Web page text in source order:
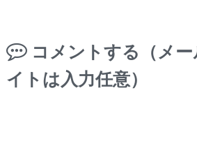
コメントする（メ
イトは入力任意）